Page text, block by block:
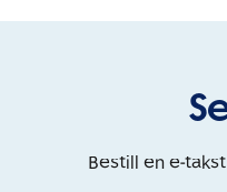
Bestill en e-